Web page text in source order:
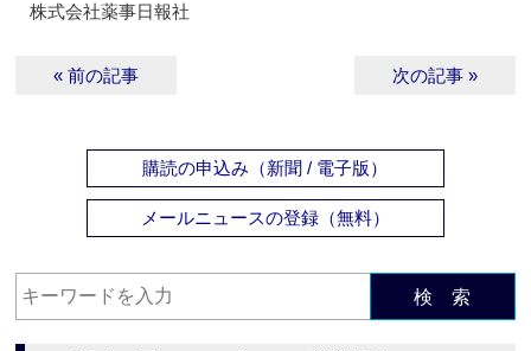
株式会社薬事日報社
« 前の記事 次の記事 »
購読の申込み（新聞 / 電子版）
メールニュースの登録（無料）
検 索